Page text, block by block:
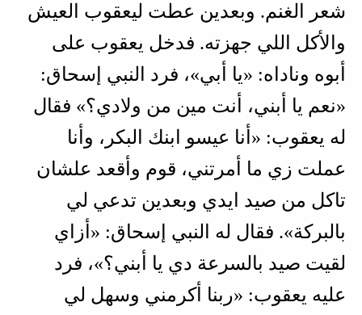
شعر الغنم. وبعدين عطت ليعقوب العيش
والأكل اللي جهزته. فدخل يعقوب على
أبوه وناداه: «يا أبي»، فرد النبي إسحاق:
«نعم يا أبني، أنت مين من ولادي؟» فقال
له يعقوب: «أنا عيسو ابنك البكر، وأنا
عملت زي ما أمرتني، قوم وأقعد علشان
تاكل من صيد ايدي وبعدين تدعي لي
بالبركة». فقال له النبي إسحاق: «أزاي
لقيت صيد بالسرعة دي يا أبني؟»، فرد
عليه يعقوب: «ربنا أكرمني وسهل لي